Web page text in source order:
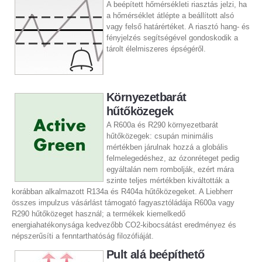
A beépített hőmérsékleti riasztás jelzi, ha
a hőmérséklet átlépte a beállított alsó
vagy felső határértéket. A riasztó hang- és
fényjelzés segítségével gondoskodik a
tárolt élelmiszeres épségéről.
Környezetbarát
hűtőközegek
A R600a és R290 környezetbarát
hűtőközegek: csupán minimális
mértékben járulnak hozzá a globális
felmelegedéshez, az ózonréteget pedig
egyáltalán nem rombolják, ezért mára
szinte teljes mértékben kiváltották a
korábban alkalmazott R134a és R404a hűtőközegeket. A Liebherr
összes impulzus vásárlást támogató fagyasztóládája R600a vagy
R290 hűtőközeget használ; a termékek kiemelkedő
energiahatékonysága kedvezőbb CO2-kibocsátást eredményez és
népszerűsíti a fenntarthatóság filozófiáját.
Pult alá beépíthető